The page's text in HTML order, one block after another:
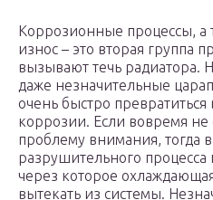
Коррозионные процессы, а
износ – это вторая группа
вызывают течь радиатора.
даже незначительные
очень быстро превратиться
коррозии. Если вовремя не
проблему внимания, тогда в
разрушительного процесса
через которое
вытекать из системы.